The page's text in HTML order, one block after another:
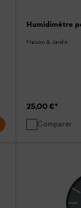
Humidimètre
Maison & Jardin
25,00 €*
Comparer